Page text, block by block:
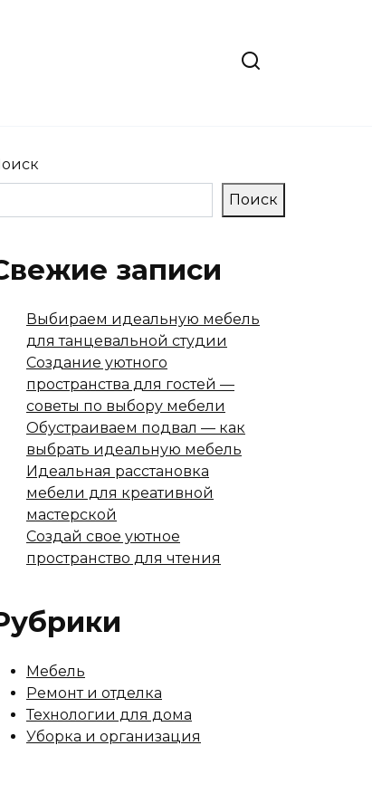
Поиск
записи
Выбираем идеальную мебель
для танцевальной студии
Создание уютного
пространства для гостей —
советы по выбору мебели
Обустраиваем подвал — как
выбрать идеальную мебель
Идеальная расстановка
мебели для креативной
мастерской
Создай свое уютное
пространство для чтения
Мебель
Ремонт и отделка
Технологии для дома
Уборка и организация